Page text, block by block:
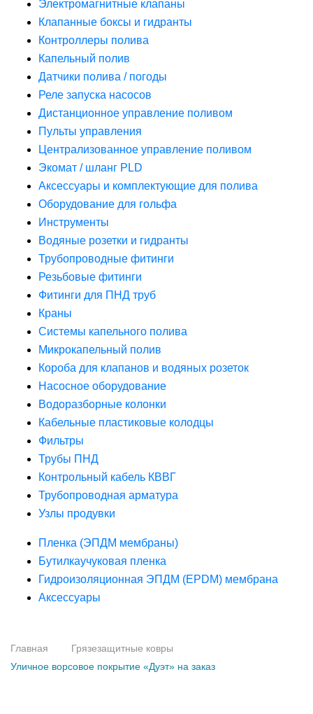
Электромагнитные клапаны
Клапанные боксы и гидранты
Контроллеры полива
Капельный полив
Датчики полива / погоды
Реле запуска насосов
Дистанционное управление поливом
Пульты управления
Централизованное управление поливом
Экомат / шланг PLD
Аксессуары и комплектующие для полива
Оборудование для гольфа
Инструменты
Водяные розетки и гидранты
Трубопроводные фитинги
Резьбовые фитинги
Фитинги для ПНД труб
Краны
Системы капельного полива
Микрокапельный полив
Короба для клапанов и водяных розеток
Насосное оборудование
Водоразборные колонки
Кабельные пластиковые колодцы
Фильтры
Трубы ПНД
Контрольный кабель КВВГ
Трубопроводная арматура
Узлы продувки
Пленка (ЭПДМ мембраны)
Бутилкаучуковая пленка
Гидроизоляционная ЭПДМ (EPDM) мембрана
Аксессуары
Главная
Грязезащитные ковры
Уличное ворсовое покрытие «Дуэт» на заказ